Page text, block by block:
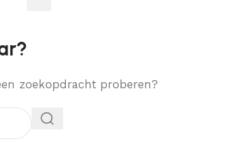
zoekopdracht proberen?